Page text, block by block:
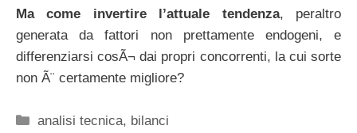
Ma come invertire l’attuale tendenza, peraltro
generata da fattori non prettamente endogeni, e
differenziarsi cosÃ¬ dai propri concorrenti, la cui sorte
non Ã¨ certamente migliore?
Categorie
analisi tecnica, bilanci